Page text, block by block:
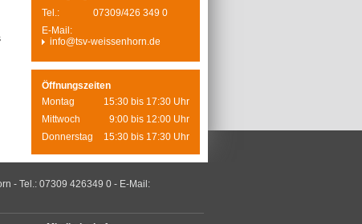
Tel.:
07309/426 349 0
E-Mail:
info@tsv-weissenhorn.de
Öffnungszeiten
Montag
15:30 bis 17:30 Uhr
Mittwoch
9:00 bis 12:00 Uhr
Donnerstag
15:30 bis 17:30 Uhr
- Tel.: 07309 426349 0 - E-Mail: